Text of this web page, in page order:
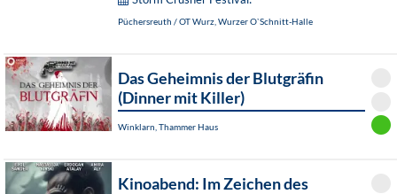
Püchersreuth / OT Wurz, Wurzer O`Schnitt-Halle
Das Geheimnis der Blutgräfin
(Dinner mit Killer)
Winklarn, Thammer Haus
Kinoabend: Im Zeichen des